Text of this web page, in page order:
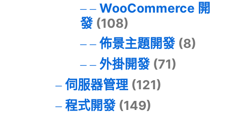
WooCommerce 開
發(108)
佈景主題開發(8)
外掛開發(71)
伺服器管理(121)
程式開發(149)